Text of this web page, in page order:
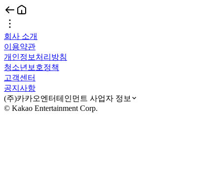
회사 소개
이용약관
개인정보처리방침
청소년보호정책
고객센터
공지사항
(주)카카오엔터테인먼트 사업자 정보
© Kakao Entertainment Corp.